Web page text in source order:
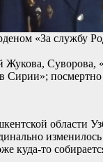
«За службу
Жукова, Суворова,
Сирии»;
области
изменилось
куда-то